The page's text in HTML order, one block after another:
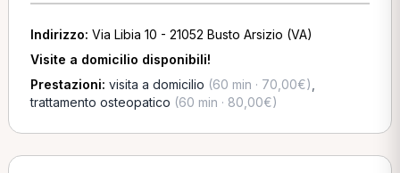
Indirizzo: Via Libia 10 - 21052 Busto Arsizio (VA)
Visite a domicilio disponibili!
Prestazioni: visita a domicilio (60 min · 70,00€)
trattamento osteopatico (60 min · 80,00€)